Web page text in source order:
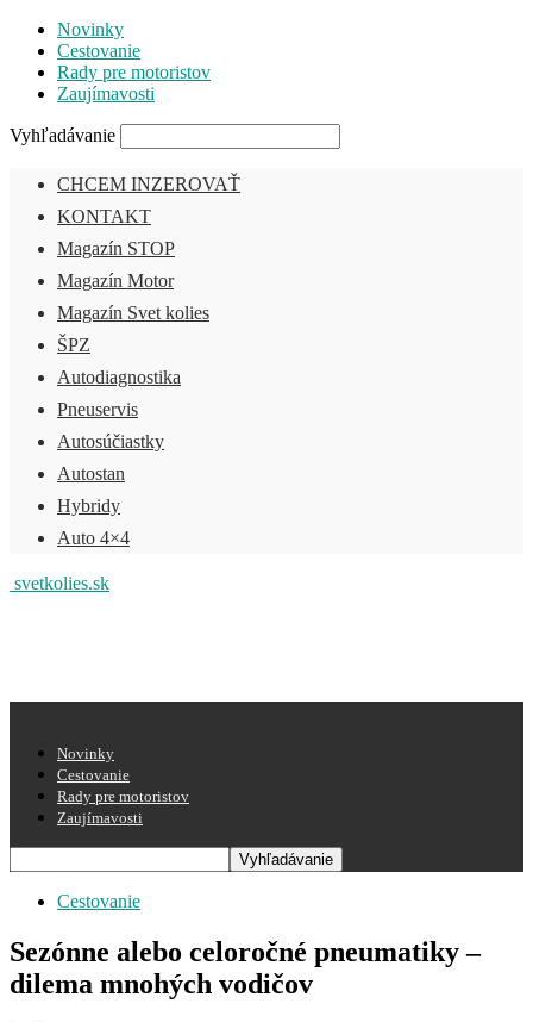
Novinky
Cestovanie
Rady pre motoristov
Zaujímavosti
Vyhľadávanie
CHCEM INZEROVAŤ
KONTAKT
Magazín STOP
Magazín Motor
Magazín Svet kolies
ŠPZ
Autodiagnostika
Pneuservis
Autosúčiastky
Autostan
Hybridy
Auto 4×4
svetkolies.sk
Novinky
Cestovanie
Rady pre motoristov
Zaujímavosti
Cestovanie
Sezónne alebo celoročné pneumatiky –
dilema mnohých vodičov